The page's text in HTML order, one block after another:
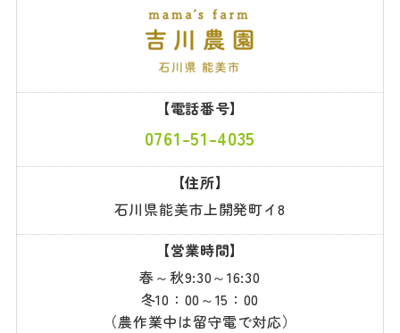
【電話番号】
0761-51-4035
【住所】
石川県能美市上開発町イ8
【営業時間】
春～秋9:30～16:30
冬10：00～15：00
（農作業中は留守電で対応）